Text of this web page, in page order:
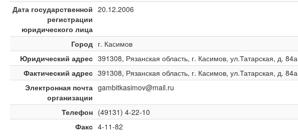
Дата государственной
регистрации
юридического лица
20.12.2006
Город г. Касимов
Юридический адрес 391308, Рязанская область, г. Касимов, ул.Татарская, д. 84а
Фактический адрес 391308, Рязанская область, г. Касимов, ул.Татарская, д. 84а
Электронная почта
организации
gambitkasimov@mail.ru
Телефон (49131) 4-22-10
Факс 4-11-82